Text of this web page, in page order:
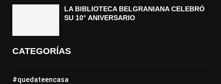
LA BIBLIOTECA BELGRANIANA CELEBRÓ
SU 10° ANIVERSARIO
CATEGORÍAS
#quedateencasa